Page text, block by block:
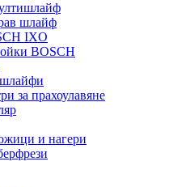
шлайф
IXO
BOSCH
за прахоулавяне
и нагери